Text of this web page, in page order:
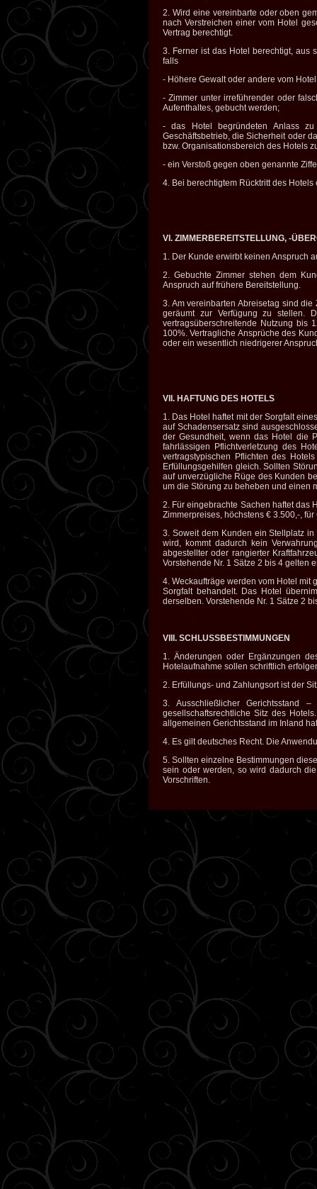
2. Wird eine vereinbarte oder oben
nach Verstreichen einer vom Hotel
Vertrag berechtigt.
3. Ferner ist das Hotel berechtigt, aus
falls
- Höhere Gewalt oder andere vom
- Zimmer unter irreführender oder
Aufenthaltes, gebucht werden;
- das Hotel begründeten Anlass
Geschäftsbetrieb, die Sicherheit oder
bzw. Organisationsbereich des Hotels
- ein Verstoß gegen oben genannte
4. Bei berechtigtem Rücktritt des
VI. ZIMMERBEREITSTELLUNG, -
1. Der Kunde erwirbt keinen Anspruch
2. Gebuchte Zimmer stehen dem
Anspruch auf frühere Bereitstellung.
3. Am vereinbarten Abreisetag sind
geräumt zur Verfügung zu stellen.
vertragsüberschreitende Nutzung bis
100%. Vertragliche Ansprüche des
oder ein wesentlich niedrigerer
VII. HAFTUNG DES HOTELS
1. Das Hotel haftet mit der Sorgfalt
auf Schadensersatz sind
der Gesundheit, wenn das Hotel die
fahrlässigen Pflichtverletzung des
vertragstypischen Pflichten des
Erfüllungsgehilfen gleich. Sollten
auf unverzügliche Rüge des Kunden
um die Störung zu beheben und einen
2. Für eingebrachte Sachen haftet das
Zimmerpreises, höchstens € 3.500,-,
3. Soweit dem Kunden ein Stellplatz
wird, kommt dadurch kein
abgestellter oder rangierter
Vorstehende Nr. 1 Sätze 2 bis 4 gelten
4. Weckaufträge werden vom Hotel mit
Sorgfalt behandelt. Das Hotel
derselben. Vorstehende Nr. 1 Sätze 2
VIII. SCHLUSSBESTIMMUNGEN
1. Änderungen oder Ergänzungen
Hotelaufnahme sollen schriftlich
2. Erfüllungs- und Zahlungsort ist der
3. Ausschließlicher Gerichtsstand
gesellschaftsrechtliche Sitz des
allgemeinen Gerichtsstand im Inland
4. Es gilt deutsches Recht. Die
5. Sollten einzelne Bestimmungen
sein oder werden, so wird dadurch
Vorschriften.